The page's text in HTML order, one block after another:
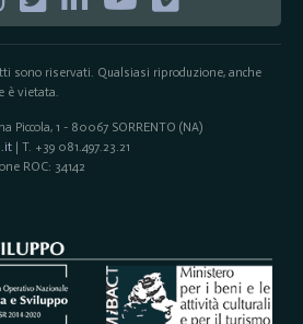
sono riservati. Qualsiasi riproduzione, anche
è vietata.
Piccola, 1 - 80067 SORRENTO (NA)
| T. +39 081.497.23.21
ROC: 34142